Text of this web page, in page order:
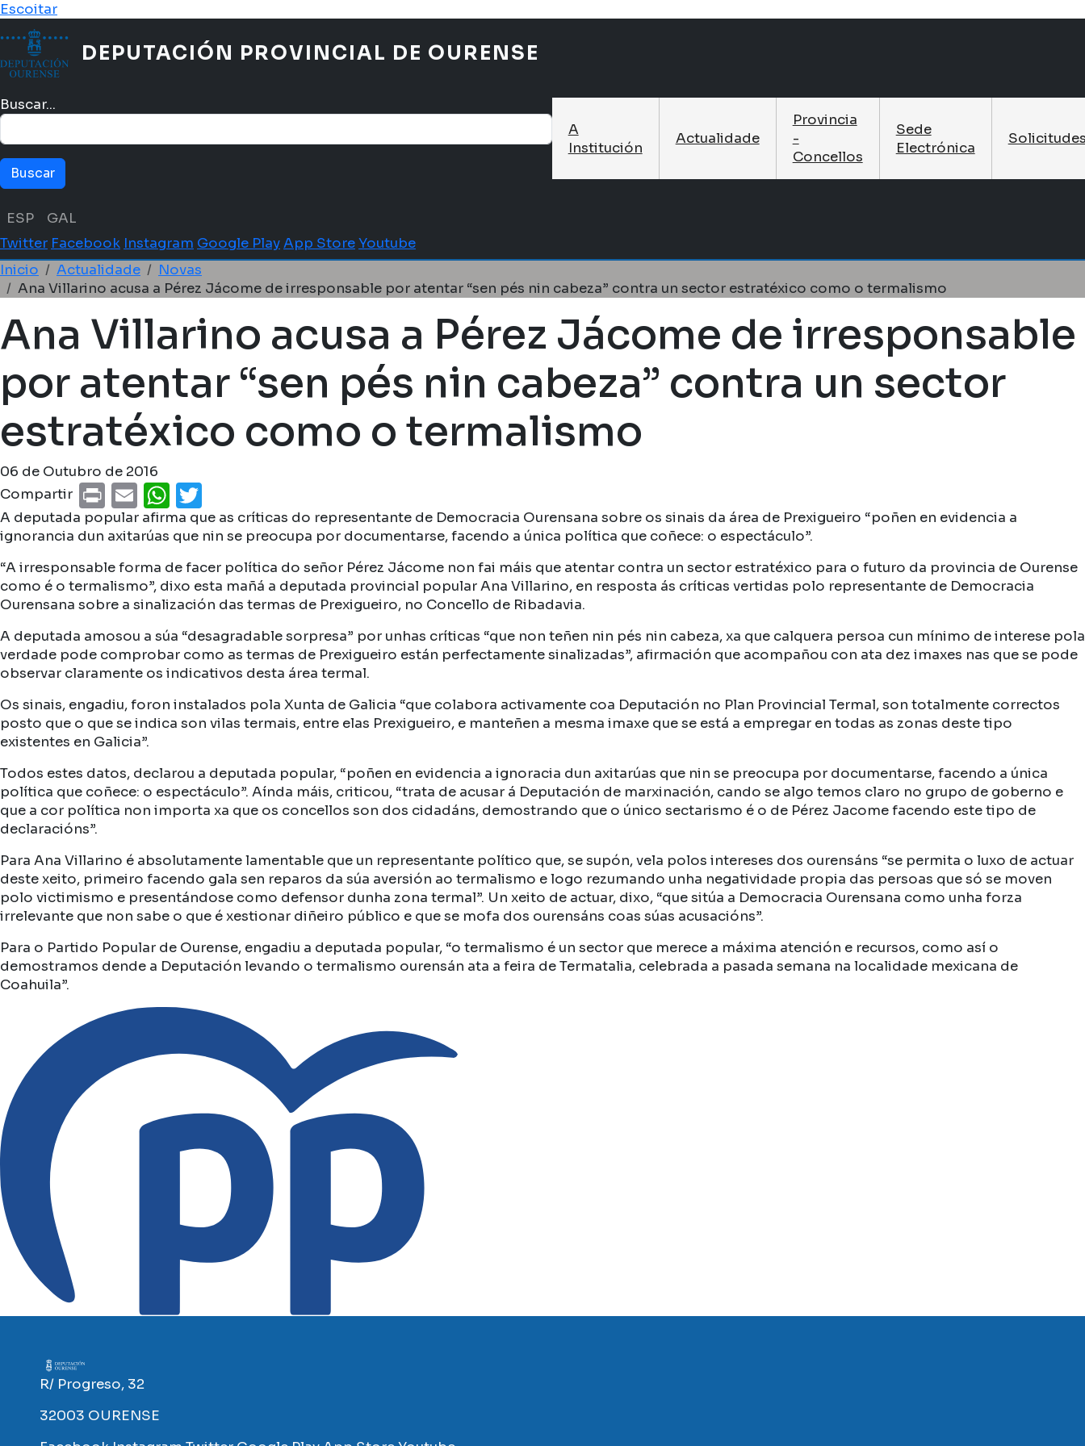
Ir o contido principal
Escoitar
DEPUTACIÓN PROVINCIAL DE OURENSE
Buscar...
Menú idioma
ESP
GAL
Twitter Facebook Instagram Google PlayApp StoreYoutube
A
Institución
Actualidade
Provincia
-
Concellos
Sede
Electrónica
Miga de pan
Inicio Actualidade
Novas
Ana Villarino acusa a Pérez Jácome de irresponsable por atentar “sen pés nin cabeza” contra un sector estratéxico como o termalismo
Ana Villarino acusa a Pérez Jácome de irresponsable
por atentar “sen pés nin cabeza” contra un sector
estratéxico como o termalismo
06 de Outubro de 2016
Compartir
PrintEmailWhatsApp
A deputada popular afirma que as críticas do representante de Democracia Ourensana sobre os sinais da área de Prexigueiro “poñen en evidencia a
ignorancia dun axitarúas que nin se preocupa por documentarse, facendo a única política que coñece: o espectáculo”.
“A irresponsable forma de facer política do señor Pérez Jácome non fai máis que atentar contra un sector estratéxico para o futuro da provincia de Ourense
como é o termalismo”, dixo esta mañá a deputada provincial popular Ana Villarino, en resposta ás críticas vertidas polo representante de Democracia
Ourensana sobre a sinalización das termas de Prexigueiro, no Concello de Ribadavia.
A deputada amosou a súa “desagradable sorpresa” por unhas críticas “que non teñen nin pés nin cabeza, xa que calquera persoa cun mínimo de interese pola
verdade pode comprobar como as termas de Prexigueiro están perfectamente sinalizadas”, afirmación que acompañou con ata dez imaxes nas que se pode
observar claramente os indicativos desta área termal.
Os sinais, engadiu, foron instalados pola Xunta de Galicia “que colabora activamente coa Deputación no Plan Provincial Termal, son totalmente correctos
posto que o que se indica son vilas termais, entre elas Prexigueiro, e manteñen a mesma imaxe que se está a empregar en todas as zonas deste tipo
existentes en Galicia”.
Todos estes datos, declarou a deputada popular, “poñen en evidencia a ignoracia dun axitarúas que nin se preocupa por documentarse, facendo a única
política que coñece: o espectáculo”. Aínda máis, criticou, “trata de acusar á Deputación de marxinación, cando se algo temos claro no grupo de goberno e
que a cor política non importa xa que os concellos son dos cidadáns, demostrando que o único sectarismo é o de Pérez Jacome facendo este tipo de
declaracións”.
Para Ana Villarino é absolutamente lamentable que un representante político que, se supón, vela polos intereses dos ourensáns “se permita o luxo de actuar
deste xeito, primeiro facendo gala sen reparos da súa aversión ao termalismo e logo rezumando unha negatividade propia das persoas que só se moven
polo victimismo e presentándose como defensor dunha zona termal”. Un xeito de actuar, dixo, “que sitúa a Democracia Ourensana como unha forza
irrelevante que non sabe o que é xestionar diñeiro público e que se mofa dos ourensáns coas súas acusacións”.
Para o Partido Popular de Ourense, engadiu a deputada popular, “o termalismo é un sector que merece a máxima atención e recursos, como así o
demostramos dende a Deputación levando o termalismo ourensán ata a feira de Termatalia, celebrada a pasada semana na localidade mexicana de
Coahuila”.
Imaxe
R/ Progreso, 32
32003 OURENSE